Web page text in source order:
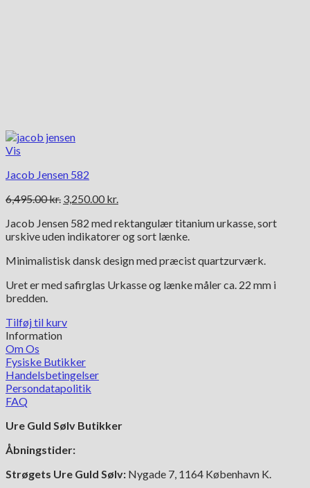
Vis
Jacob Jensen 582
6,495.00kr. Den
pris
var:
3,250.00 kr.
pris
er:
Jacob Jensen 582 med rektangulær titanium urkasse, sort
urskive uden indikatorer og sort lænke.
Minimalistisk dansk design med præcist quartzurværk.
Uret er med safirglas Urkasse og lænke måler ca. 22 mm i
bredden.
Tilføj til kurv
Information
Om Os
Fysiske Butikker
Handelsbetingelser
Persondatapolitik
FAQ
Ure Guld Sølv Butikker
Åbningstider:
Strøgets Ure Guld Sølv: Nygade 7, 1164 København K.